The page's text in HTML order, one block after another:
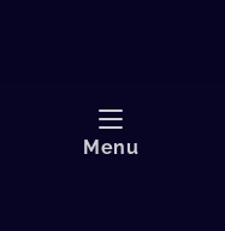
Menu